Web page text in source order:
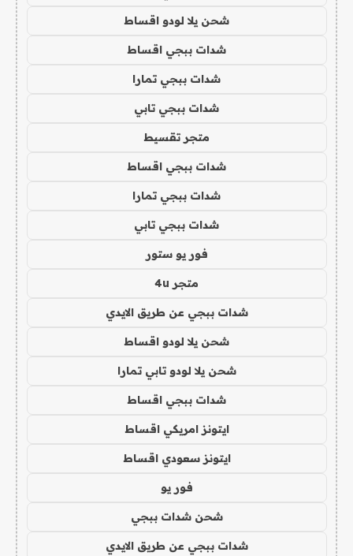
شحن يلا لودو اقساط
شدات ببجي اقساط
شدات ببجي تمارا
شدات ببجي تابي
متجر تقسيط
شدات ببجي اقساط
شدات ببجي تمارا
شدات ببجي تابي
فور يو ستور
متجر 4u
شدات ببجي عن طريق الايدي
شحن يلا لودو اقساط
شحن يلا لودو تابي تمارا
شدات ببجي اقساط
ايتونز امريكي اقساط
ايتونز سعودي اقساط
فور يو
شحن شدات ببجي
شدات ببجي عن طريق الايدي